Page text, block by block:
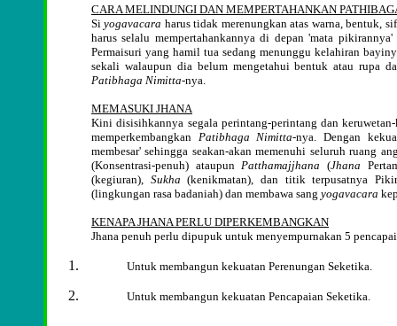
CARA MELINDUNGI DAN MEMPERTAHANKAN
Siyogavacara harus tidak merenungkan atas warna, bentuk,
harus selalu mempertahankannya di depan 'mata
Permaisuri yang hamil tua sedang menunggu kelahiran
sekali walaupun dia belum mengetahui bentuk atau rupa
Patibhaga Nimitta-nya.
MEMASUKI JHANA
Kini disisihkannya segala perintang-perintang dan
memperkembangkan Patibhaga Nimitta-nya. Dengan
membesar' sehingga seakan-akan memenuhi seluruh ruang
(Konsentrasi-penuh) ataupunPatthamajjhana (Jhana
(kegiuran), Sukha (kenikmatan), dan titik terpusatnya
(lingkungan rasa badaniah) dan membawa sang yogavacara
KENAPA JHANA PERLU DIPERKEMBANGKAN
Jhana penuh perlu dipupuk untuk menyempurnakan 5
Untuk membangun kekuatan Perenungan Seketika.
Untuk membangun kekuatan Pencapaian Seketika.